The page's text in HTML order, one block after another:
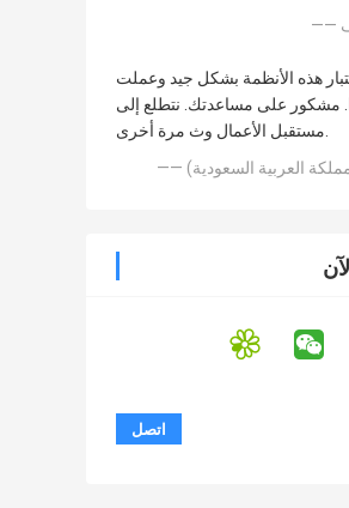
هذه الأنظمة بشكل جيد وعملت
مشكور على مساعدتك. نتطلع إلى
مستقبل الأعمال وث مرة أخرى.
العربية السعودية)